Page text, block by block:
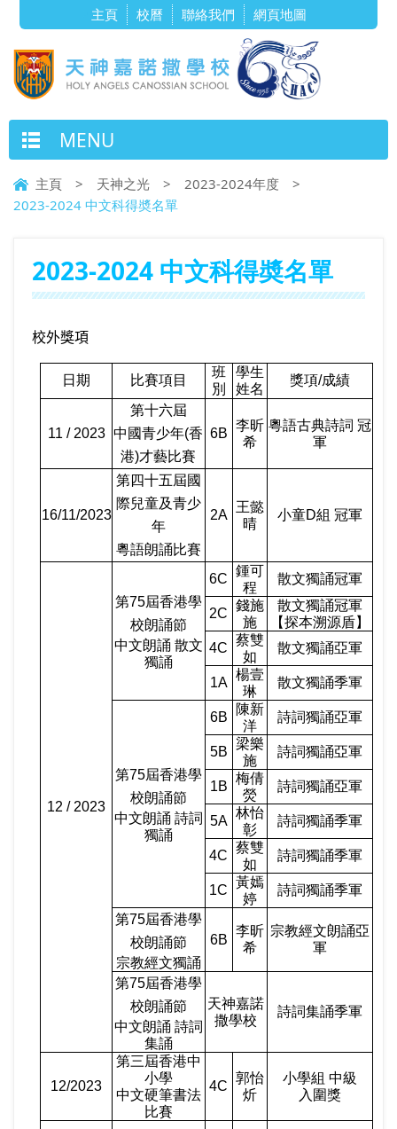
主頁 校曆 聯絡我們 網頁地圖
MENU
主頁 > 天神之光 > 2023-2024年度
>
2023-2024 中文科得奬名單
2023-2024 中文科得奬名單
校外獎項
日期 比賽項目
班
別
學生
姓名
獎項/成績
11 / 2023
第十六屆
中國青少年(香
港)才藝比賽
6B
李昕
希
粵語古典詩詞 冠
軍
16/11/2023
第四十五屆國
際兒童及青少
年
粵語朗誦比賽
2A
王懿
晴
小童D組 冠軍
12 / 2023
第75屆香港學
校朗誦節
中文朗誦 散文
獨誦
6C
鍾可
程
散文獨誦冠軍
2C
錢施
施
散文獨誦冠軍
【探本溯源盾】
4C
蔡雙
如
散文獨誦亞軍
1A
楊壹
琳
散文獨誦季軍
第75屆香港學
校朗誦節
中文朗誦 詩詞
獨誦
6B
陳新
洋
詩詞獨誦亞軍
5B
梁樂
施
詩詞獨誦亞軍
1B
梅倩
熒
詩詞獨誦亞軍
5A
林怡
彰
詩詞獨誦季軍
4C
蔡雙
如
詩詞獨誦季軍
1C
黃嫣
婷
詩詞獨誦季軍
第75屆香港學
校朗誦節
宗教經文獨誦
6B
李昕
希
宗教經文朗誦亞
軍
第75屆香港學
校朗誦節
中文朗誦 詩詞
集誦
天神嘉諾
撒學校
詩詞集誦季軍
12/2023
第三屆香港中
小學
中文硬筆書法
比賽
4C
郭怡
炘
小學組 中級
入圍獎